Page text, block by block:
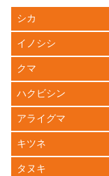
シカ
イノシシ
クマ
ハクビシン
アライグマ
キツネ
タヌキ